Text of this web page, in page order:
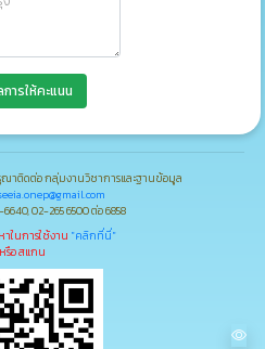
ารให้คะแนน
าติดต่อ กลุ่มงานวิชาการและฐานข้อมูล
02-265 6500 ต่อ 6858
ในการใช้งาน "คลิกที่นี่"
หรือ สแกน